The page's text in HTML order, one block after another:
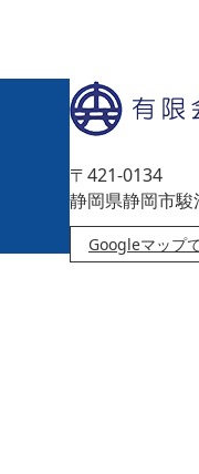
〒421-0134
静岡県静岡市
Googleマップ